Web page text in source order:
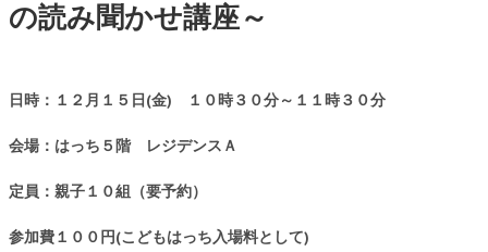
の読み聞かせ講座～
日時：１２月１５日(金) １０時３０分～１１時３０分
会場：はっち５階 レジデンスＡ
定員：親子１０組（要予約）
参加費１００円(こどもはっち入場料として)